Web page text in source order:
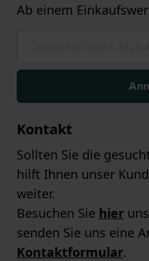
Ab einem
Kontakt
Sollten Sie die
hilft Ihnen unser
weiter.
Besuchen Sie hier
senden Sie uns eine
Kontaktformular.